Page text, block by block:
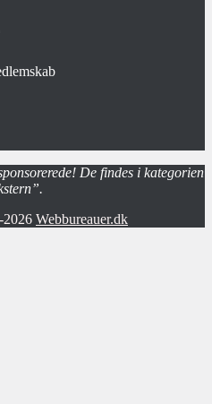
De findes i kategorien
Webbureauer.dk